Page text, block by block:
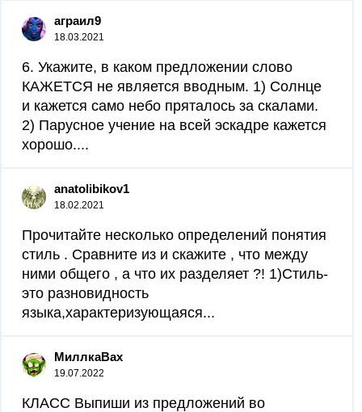
аграил9
18.03.2021
6. Укажите, в каком предложении слово
КАЖЕТСЯ не является вводным. 1) Солнце
и кажется само небо пряталось за скалами.
2) Парусное учение на всей эскадре кажется
хорошо....
anatolibikov1
18.02.2021
Прочитайте несколько определений понятия
стиль . Сравните из и скажите , что между
ними общего , а что их разделяет ?! 1)Стиль-
это разновидность
языка,характеризующаяся...
МиллкаВах
19.07.2022
КЛАСС Выпиши из предложений во